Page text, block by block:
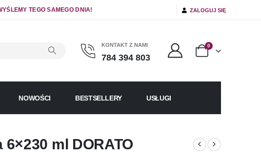
TEGO SAMEGO DNIA! ZALOGUJ SIĘ
KONTAKT Z NAMI
784 394 803
0
NOWOŚCI BESTSELLERY USŁUGI
ml DORATO